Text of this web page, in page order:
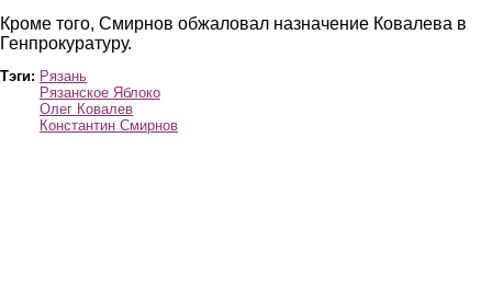
Кроме того, Смирнов обжаловал назначение Ковалева в
Генпрокуратуру.
Тэги: Рязань
Рязанское Яблоко
Олег Ковалев
Константин Смирнов